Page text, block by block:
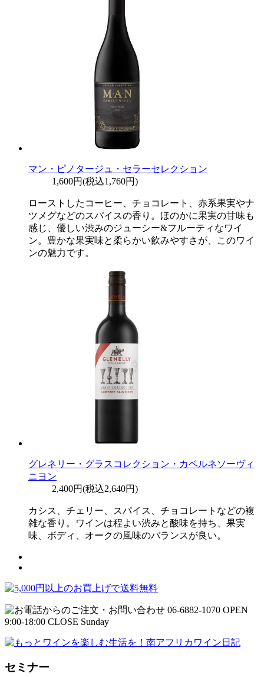
マン・ピノタージュ・セラーセレクション
1,600円(税込1,760円)
ローストしたコーヒー、チョコレート、赤系果実やナ
ツメグなどのスパイスの香り。ほのかに果実の甘味も
感じ、優しい渋みのジューシー&フルーティなワイ
ン。豊かな果実味と柔らかい飲みやすさが、このワイ
ンの魅力です。
グレネリー・グラスコレクション・カベルネソーヴィ
ニヨン
2,400円(税込2,640円)
カシス、チェリー、スパイス、チョコレートなどの複
雑な香り。ワインは程よい渋みと酸味を持ち、果実
味、ボディ、オークの風味のバランスが良い。
セミナー